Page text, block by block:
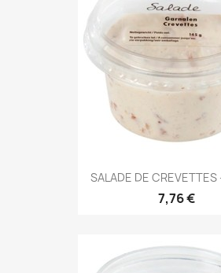
SALADE DE
7,76 €